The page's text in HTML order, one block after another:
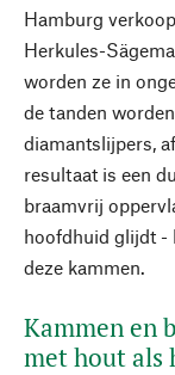
Hamburg
Herkules-
worden ze in
de tanden
diamantslijpers,
resultaat is een
braamvrij
hoofdhuid glijdt -
deze kammen.
Kammen en
met hout als